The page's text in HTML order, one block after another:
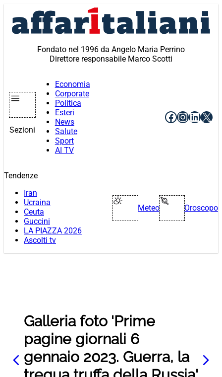
contenuto
Fondato nel 1996 da Angelo Maria Perrino
Direttore responsabile Marco Scotti
Sezioni
Economia
Corporate
Politica
Esteri
News
Salute
Sport
AI TV
Facebook
X
Tendenze
Iran
Ucraina
Ceuta
Guccini
LA PIAZZA 2026
Ascolti tv
Meteo Oroscopo
Galleria foto 'Prime
pagine giornali 6
gennaio 2023. Guerra, la